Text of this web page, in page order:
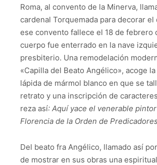
Roma, al convento de la Minerva,
cardenal Torquemada para decorar el
ese convento fallece el 18 de febrero
cuerpo fue enterrado en la nave
presbiterio. Una remodelación
«Capilla del Beato Angélico», acoge
lápida de mármol blanco en que se
retrato y una inscripción de
reza así: Aquí yace el venerable
Florencia de la Orden de
Del beato fra Angélico, llamado así
de mostrar en sus obras una